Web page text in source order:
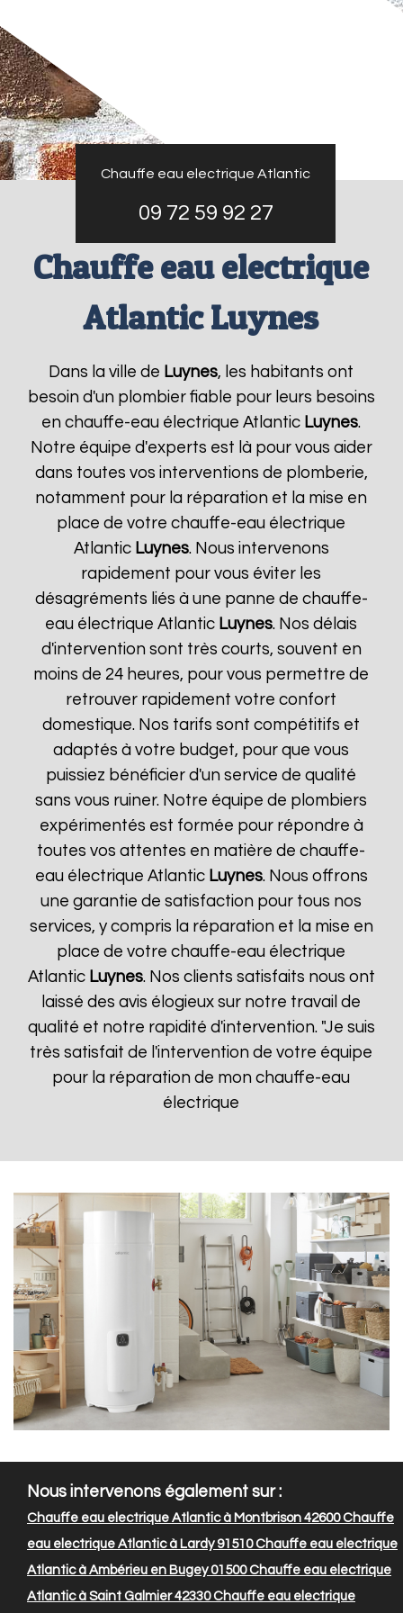
Chauffe eau electrique Atlantic
09 72 59 92 27
Chauffe eau electrique
Atlantic Luynes
Dans la ville de Luynes, les habitants ont
besoin d'un plombier fiable pour leurs besoins
en chauffe-eau électrique Atlantic Luynes.
Notre équipe d'experts est là pour vous aider
dans toutes vos interventions de plomberie,
notamment pour la réparation et la mise en
place de votre chauffe-eau électrique
Atlantic Luynes. Nous intervenons
rapidement pour vous éviter les
désagréments liés à une panne de chauffe-
eau électrique Atlantic Luynes. Nos délais
d'intervention sont très courts, souvent en
moins de 24 heures, pour vous permettre de
retrouver rapidement votre confort
domestique. Nos tarifs sont compétitifs et
adaptés à votre budget, pour que vous
puissiez bénéficier d'un service de qualité
sans vous ruiner. Notre équipe de plombiers
expérimentés est formée pour répondre à
toutes vos attentes en matière de chauffe-
eau électrique Atlantic Luynes. Nous offrons
une garantie de satisfaction pour tous nos
services, y compris la réparation et la mise en
place de votre chauffe-eau électrique
Atlantic Luynes. Nos clients satisfaits nous ont
laissé des avis élogieux sur notre travail de
qualité et notre rapidité d'intervention. "Je suis
très satisfait de l'intervention de votre équipe
pour la réparation de mon chauffe-eau
électrique
Nous intervenons également sur :
Chauffe eau electrique Atlantic à Montbrison 42600Chauffe
eau electrique Atlantic à Lardy 91510Chauffe eau electrique
Atlantic à Ambérieu en Bugey 01500Chauffe eau electrique
Atlantic à Saint Galmier 42330Chauffe eau electrique